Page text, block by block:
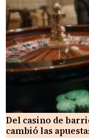
Del casino de
cambió las